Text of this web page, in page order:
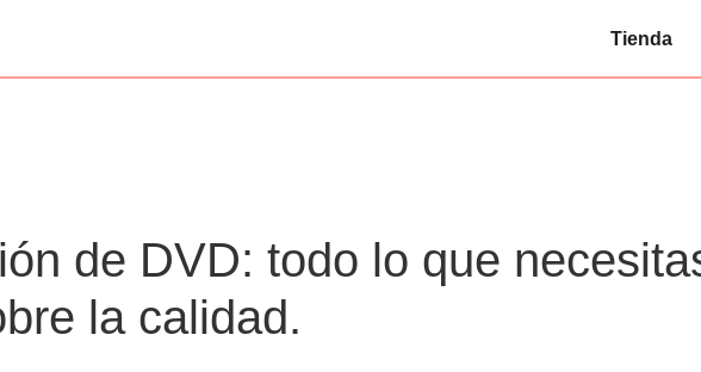
Tienda
de DVD: todo lo que
la calidad.